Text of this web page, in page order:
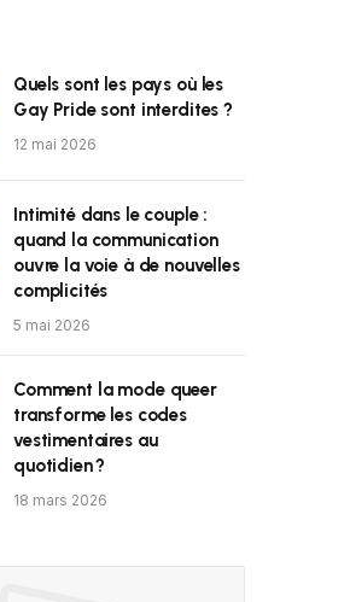
Quels sont les pays où les
Gay Pride sont interdites ?
12 mai 2026
Intimité dans le couple :
quand la communication
ouvre la voie à de nouvelles
complicités
5 mai 2026
Comment la mode queer
transforme les codes
vestimentaires au
quotidien ?
18 mars 2026